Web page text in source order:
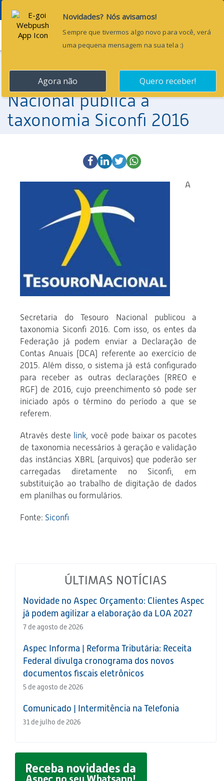
Menu
Secretaria do Tesouro
Nacional publica a
taxonomia Siconfi 2016
A
Secretaria do Tesouro Nacional publicou a
taxonomia Siconfi 2016. Com isso, os entes da
Federação já podem enviar a Declaração de
Contas Anuais (DCA) referente ao exercício de
2015. Além disso, o sistema já está configurado
para receber as outras declarações (RREO e
RGF) de 2016, cujo preenchimento só pode ser
iniciado após o término do período a que se
referem.
Através deste link, você pode baixar os pacotes
de taxonomia necessários à geração e validação
das instâncias XBRL (arquivos) que poderão ser
carregadas diretamente no Siconfi, em
substituição ao trabalho de digitação de dados
em planilhas ou formulários.
Fonte: Siconfi
ÚLTIMAS NOTÍCIAS
Novidade no Aspec Orçamento: Clientes Aspec
já podem agilizar a elaboração da LOA 2027
7 de agosto de 2026
Aspec Informa | Reforma Tributária: Receita
Federal divulga cronograma dos novos
documentos fiscais eletrônicos
5 de agosto de 2026
Comunicado | Intermitência na Telefonia
31 de julho de 2026